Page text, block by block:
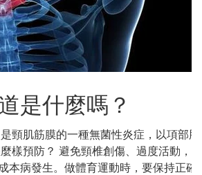
是什麼嗎？
病發生。做體育運動時，要保持正確的